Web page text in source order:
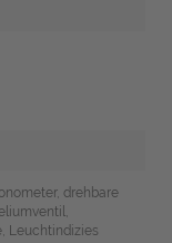
drehbare
Leuchtindizies